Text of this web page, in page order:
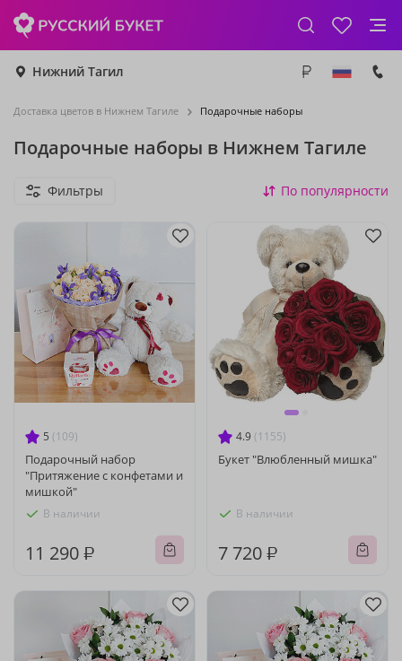
Нижний Тагил
Доставка цветов в Нижнем Тагиле Подарочные наборы
Подарочные наборы в Нижнем Тагиле
Фильтры По популярности
5 (109)
Подарочный набор
"Притяжение с конфетами и
мишкой"
В наличии
11 290 ₽
4.9 (1155)
Букет "Влюбленный мишка"
В наличии
7 720 ₽